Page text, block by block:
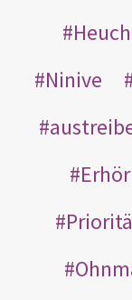
Ninive